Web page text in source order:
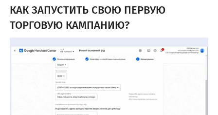
КАК ЗАПУСТИТЬ СВОЮ ПЕРВУЮ
ТОРГОВУЮ КАМПАНИЮ?